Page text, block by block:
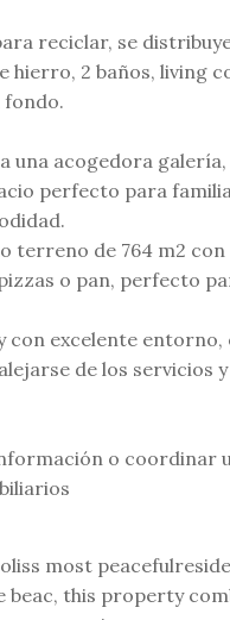
reciclar, se
hierro, 2 baños, living
fondo.
una acogedora
perfecto para
terreno de 764 m2
o pan, perfecto
con excelente
de los servicios
o coordinar
most
this property